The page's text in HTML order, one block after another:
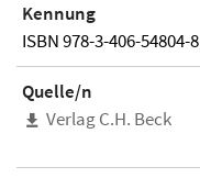
Kennung
ISBN 978-3-406-54804-8
Quelle/n
Verlag C.H. Beck